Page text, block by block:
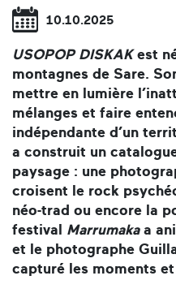
10.10.2025
USOPOP DISKAKest
montagnes de Sare.
mettre en lumière
mélanges et faire
indépendante d’un
a construit un
paysage : une
croisent le rock
néo-trad ou encore la
festival Marrumakaa
et le photographe
capturé les moments